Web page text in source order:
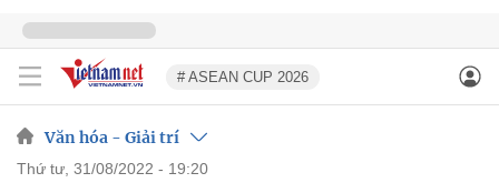
# ASEAN CUP 2026
Văn hóa - Giải trí
thứ tư, 31/08/2022 - 19:20